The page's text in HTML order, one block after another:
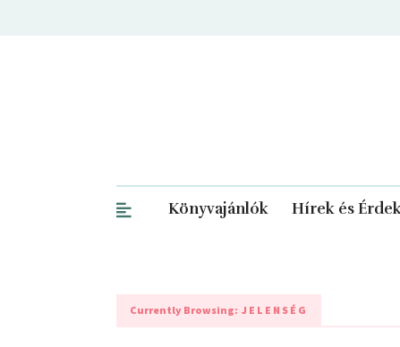
Könyvajánlók Hírek és
Currently Browsing: JELENSÉG